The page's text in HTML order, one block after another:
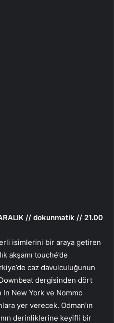
// dokunmatik // 21.00
isimlerini bir araya getiren
akşamı touché’de
caz davulculuğunun
dergisinden dört
In New York ve Nommo
yer verecek. Odman’ın
derinliklerine keyifli bir